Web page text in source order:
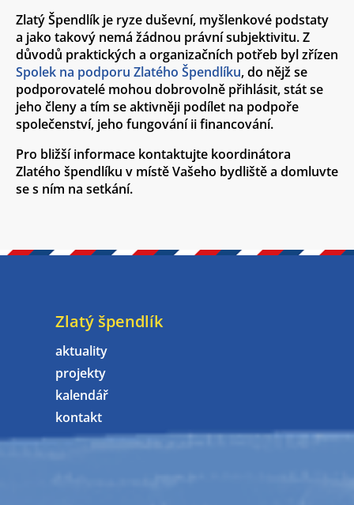
Zlatý Špendlík je ryze duševní, myšlenkové podstaty
a jako takový nemá žádnou právní subjektivitu. Z
důvodů praktických a organizačních potřeb byl zřízen
Spolek na podporu Zlatého Špendlíku, do nějž se
podporovatelé mohou dobrovolně přihlásit, stát se
jeho členy a tím se aktivněji podílet na podpoře
společenství, jeho fungování ii financování.
Pro bližší informace kontaktujte koordinátora
Zlatého špendlíku v místě Vašeho bydliště a domluvte
se s ním na setkání.
Zlatý špendlík
aktuality
projekty
kalendář
kontakt